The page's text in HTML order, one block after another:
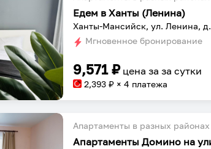
Едем в Ханты (Ленина)
Ханты-Мансийск, ул. Ленина, д.
Мгновенное бронирование
9,571₽ цена заза сутки
2,393 ₽ × 4 платежа
Апартаменты в разных районах
Апартаменты Домино на